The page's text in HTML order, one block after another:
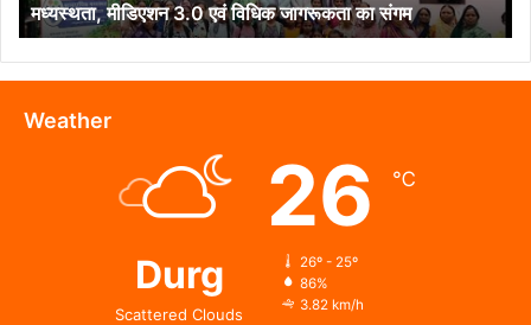
सामुदायिक
मध्यस्थता,
मीडिएशन
3.0
मध्यस्थता, मीडिएशन 3.0 एवं विधिक जागरूकता का संगम
Weather
Durg
Scattered Clouds
26 ℃
26º - 25º
86%
3.82 km/h